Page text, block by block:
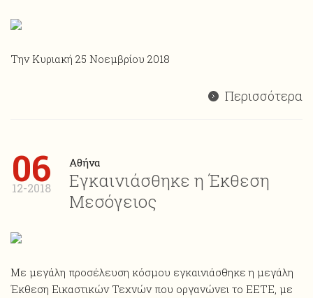
Την Κυριακή 25 Νοεμβρίου 2018
Περισσότερα
06
12-2018
Αθήνα
Εγκαινιάσθηκε η Έκθεση
Μεσόγειος
Με μεγάλη προσέλευση κόσμου εγκαινιάσθηκε η μεγάλη
Έκθεση Εικαστικών Τεχνών που οργανώνει το ΕΕΤΕ, με